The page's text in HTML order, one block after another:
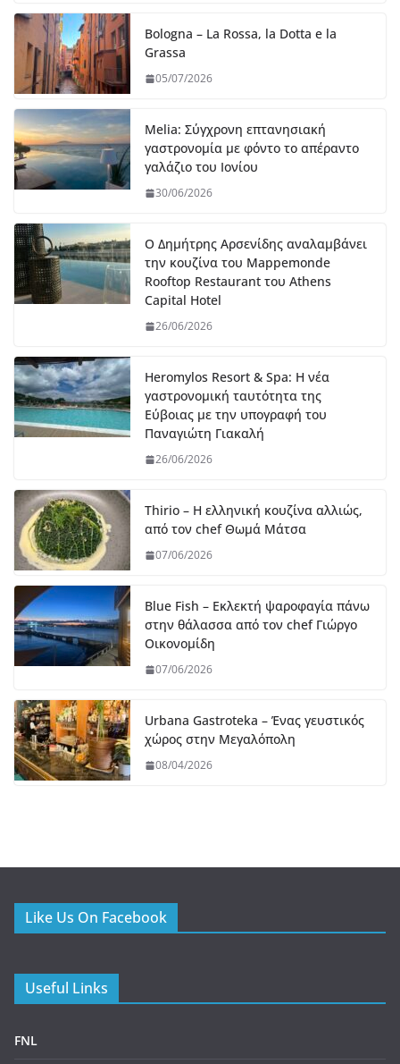
Bologna – La Rossa, la Dotta e la
Grassa
05/07/2026
Melia: Σύγχρονη επτανησιακή
γαστρονομία με φόντο το απέραντο
γαλάζιο του Ιονίου
30/06/2026
Ο Δημήτρης Αρσενίδης αναλαμβάνει
την κουζίνα του Mappemonde
Rooftop Restaurant του Athens
Capital Hotel
26/06/2026
Heromylos Resort & Spa: Η νέα
γαστρονομική ταυτότητα της
Εύβοιας με την υπογραφή του
Παναγιώτη Γιακαλή
26/06/2026
Thirio – Η ελληνική κουζίνα αλλιώς,
από τον chef Θωμά Μάτσα
07/06/2026
Blue Fish – Εκλεκτή ψαροφαγία πάνω
στην θάλασσα από τον chef Γιώργο
Οικονομίδη
07/06/2026
Urbana Gastroteka – Ένας γευστικός
χώρος στην Μεγαλόπολη
08/04/2026
Like Us On Facebook
Useful Links
FNL